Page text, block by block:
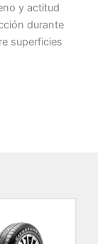
y actitud
durante
superficies